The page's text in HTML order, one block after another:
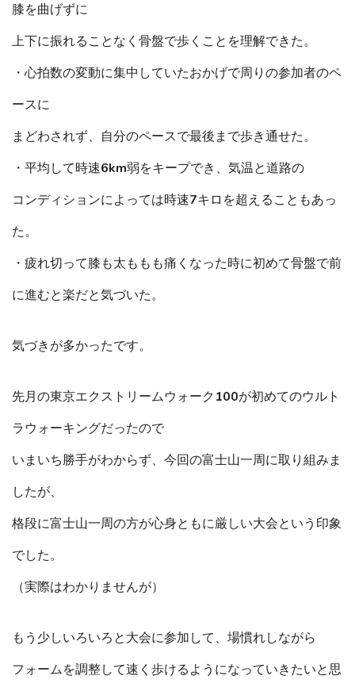
膝を曲げずに
上下に振れることなく骨盤で歩くことを理解できた。
・心拍数の変動に集中していたおかげで周りの参加者のペ
ースに
まどわされず、自分のペースで最後まで歩き通せた。
・平均して時速6km弱をキープでき、気温と道路の
コンディションによっては時速7キロを超えることもあっ
た。
・疲れ切って膝も太ももも痛くなった時に初めて骨盤で前
に進むと楽だと気づいた。
気づきが多かったです。
先月の東京エクストリームウォーク100が初めてのウルト
ラウォーキングだったので
いまいち勝手がわからず、今回の富士山一周に取り組みま
したが、
格段に富士山一周の方が心身ともに厳しい大会という印象
でした。
（実際はわかりませんが）
もう少しいろいろと大会に参加して、場慣れしながら
フォームを調整して速く歩けるようになっていきたいと思